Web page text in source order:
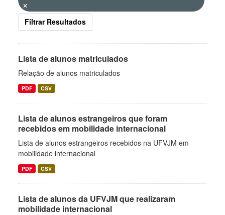
Filtrar Resultados
Lista de alunos matriculados
Relação de alunos matriculados
PDF CSV
Lista de alunos estrangeiros que foram
recebidos em mobilidade internacional
Lista de alunos estrangeiros recebidos na UFVJM em
mobilidade internacional
PDF CSV
Lista de alunos da UFVJM que realizaram
mobilidade internacional